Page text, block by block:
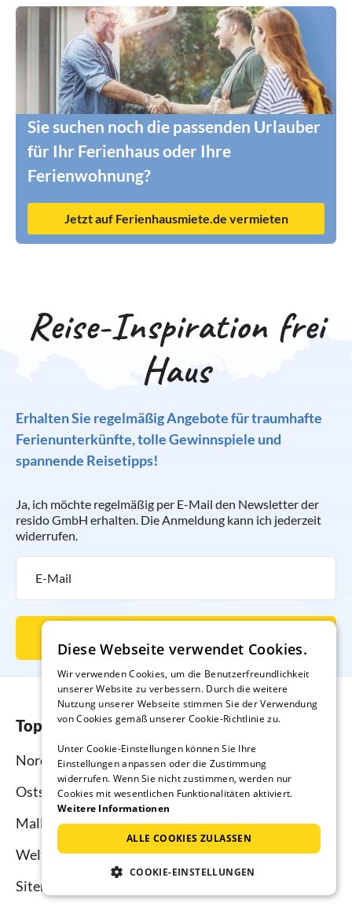
Sie suchen noch die passenden Urlauber
für Ihr Ferienhaus oder Ihre
Ferienwohnung?
Jetzt auf Ferienhausmiete.de vermieten
Reise-Inspiration frei
Haus
Erhalten Sie regelmäßig Angebote für traumhafte
Ferienunterkünfte, tolle Gewinnspiele und
spannende Reisetipps!
Ja, ich möchte regelmäßig per E-Mail den Newsletter der
resido GmbH erhalten. Die Anmeldung kann ich jederzeit
widerrufen.
Top-Regionen
Nordsee
Ostsee
Mallorca
Weltweit
Sitemap
Diese Webseite verwendet Cookies.
Wir verwenden Cookies, um die Benutzerfreundlichkeit
unserer Website zu verbessern. Durch die weitere
Nutzung unserer Webseite stimmen Sie der Verwendung
von Cookies gemäß unserer Cookie-Richtlinie zu.
Unter Cookie-Einstellungen können Sie Ihre
Einstellungen anpassen oder die Zustimmung
widerrufen. Wenn Sie nicht zustimmen, werden nur
Cookies mit wesentlichen Funktionalitäten aktiviert.
Weitere Informationen
ALLE COOKIES ZULASSEN
COOKIE-EINSTELLUNGEN